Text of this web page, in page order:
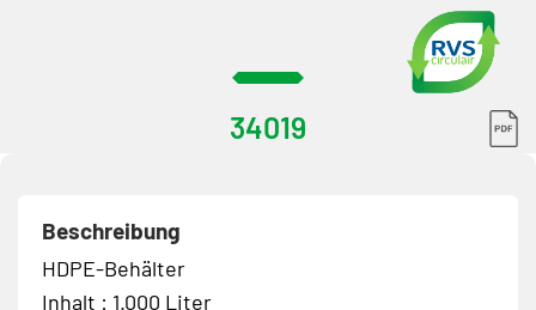
34019
Beschreibung
HDPE-Behälter
Inhalt : 1.000 Liter